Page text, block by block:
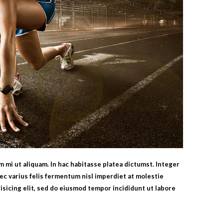
mi ut aliquam. In hac habitasse platea dictumst. Integer
varius felis fermentum nisl imperdiet at molestie
elit, sed do eiusmod tempor incididunt ut labore